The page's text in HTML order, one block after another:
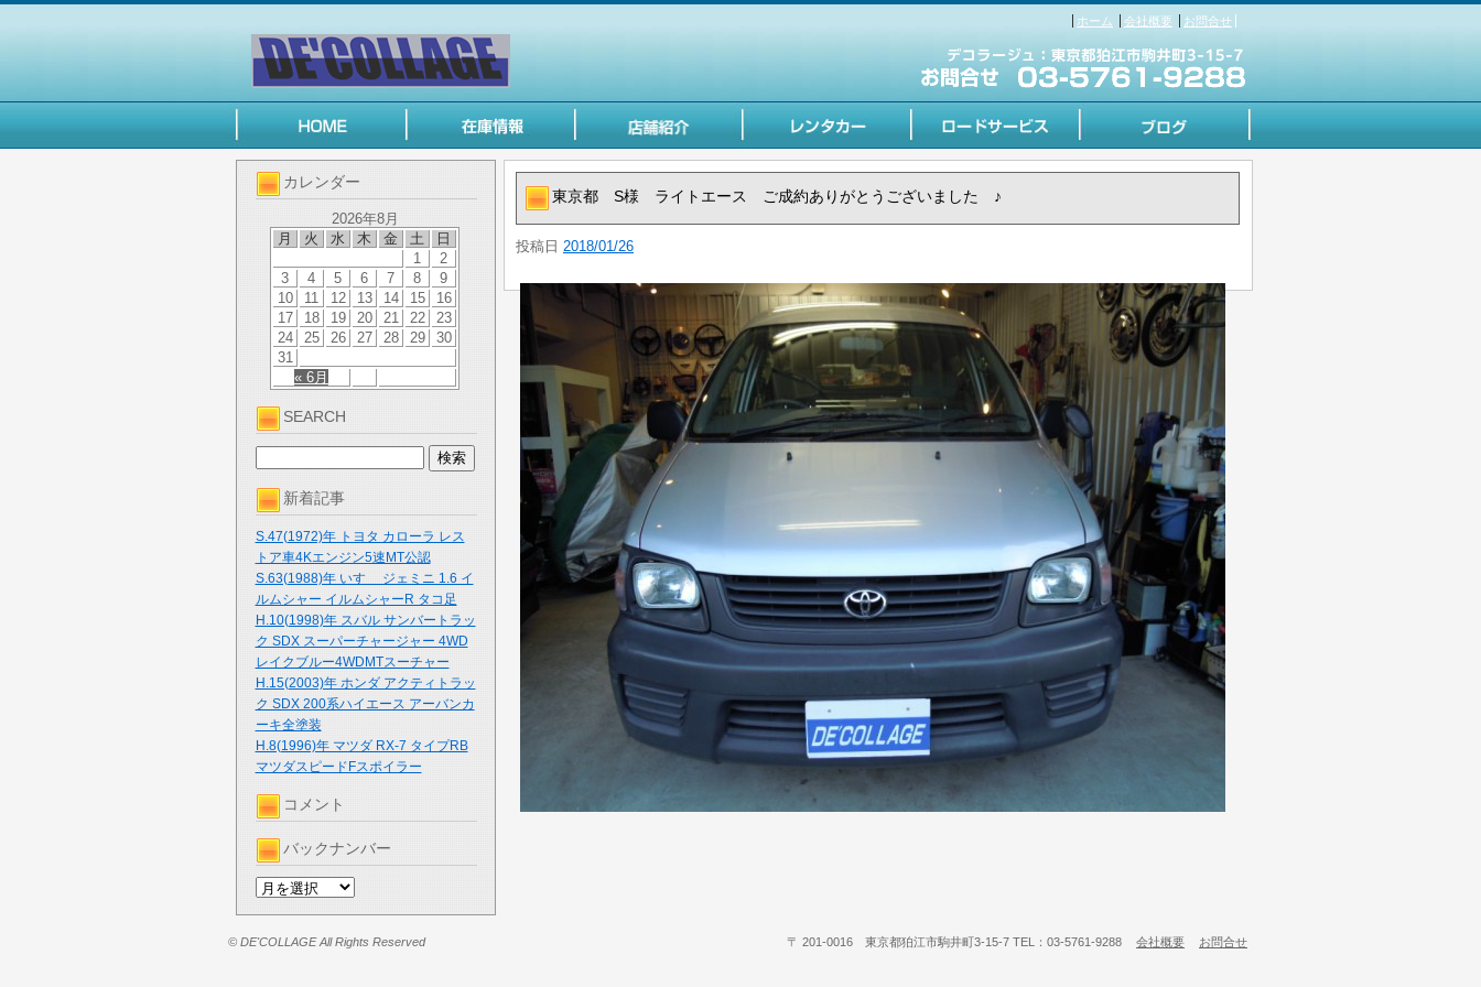
ホーム 会社概要 お問合せ
カレンダー
2026年8月
月
火 水 木 金 土 日
« 6月
1
2
3
4 5 6 7 8
9
10
11 12 13 14 15
16
17
18 19 20 21 22
23
24
25 26 27 28 29
30
31
SEARCH
新着記事
S.47(1972)年 トヨタ カローラ レス
トア車4Kエンジン5速MT公認
S.63(1988)年 いすゞ ジェミニ 1.6 イ
ルムシャー イルムシャーR タコ足
H.10(1998)年 スバル サンバートラッ
ク SDX スーパーチャージャー 4WD
レイクブルー4WDMTスーチャー
H.15(2003)年 ホンダ アクティトラッ
ク SDX 200系ハイエース アーバンカ
ーキ全塗装
H.8(1996)年 マツダ RX-7 タイプRB
マツダスピードFスポイラー
コメント
バックナンバー
東京都 S様 ライトエース ご成約ありがとうございました ♪
投稿日 2018/01/26
© DE'COLLAGE All Rights Reserved 〒 201-0016 東京都狛江市駒井町3‐15‐7 TEL：03-5761-9288 会社概要 お問合せ